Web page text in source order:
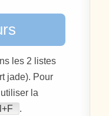
les 2 listes
jade). Pour
la
.